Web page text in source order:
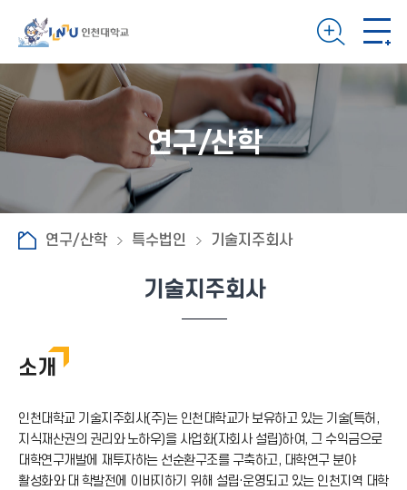
연구/산학
연구/산학 특수법인 기술지주회사
기술지주회사
소개
인천대학교 기술지주회사(주)는 인천대학교가 보유하고 있는 기술(특허,
지식재산권의 권리와 노하우)을 사업화(자회사 설립)하여, 그 수익금으로
대학연구개발에 재투자하는 선순환구조를 구축하고, 대학연구 분야
활성화와 대 학발전에 이바지하기 위해 설립·운영되고 있는 인천지역 대학